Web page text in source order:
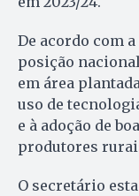
De acordo com
posição
em área
uso de
e à adoção de
produtores
O secretário